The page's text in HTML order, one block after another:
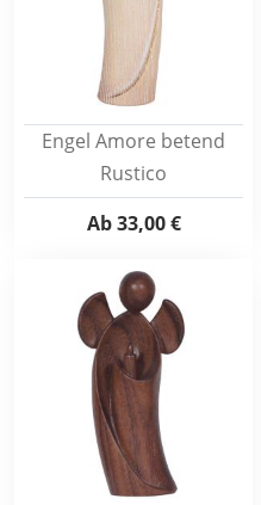
Engel Amore betend
Rustico
Ab33,00 €